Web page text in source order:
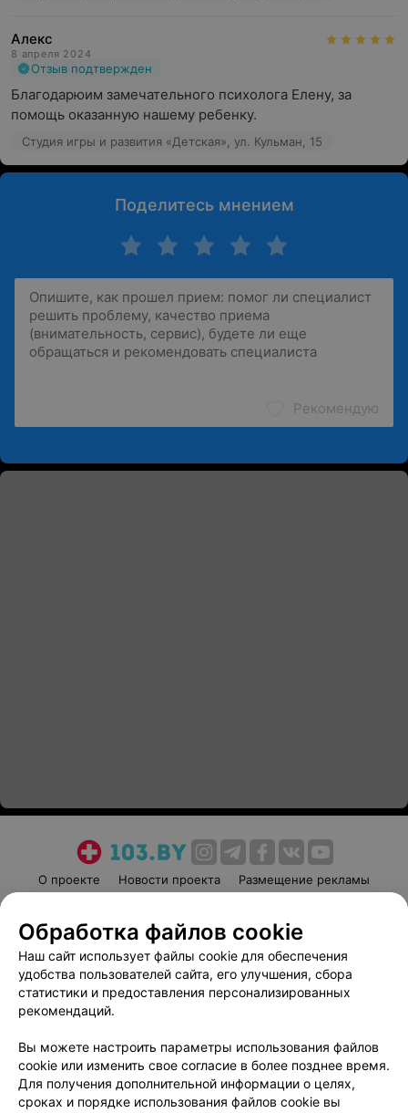
Алекс
8 апреля 2024
Отзыв подтвержден
Благодарюим замечательного психолога Елену, за
помощь оказанную нашему ребенку.
Студия игры и развития «Детская», ул. Кульман, 15
Поделитесь мнением
Рекомендую
О проекте Новости проекта
Размещение рекламы
Пользовательское соглашение
Способы оплаты
Вакансии
Партнеры
Написать руководителю 103.by
Обработка персональных данных
Обработка файлов cookie
Наш сайт использует файлы cookie для обеспечения
удобства пользователей сайта, его улучшения, сбора
статистики и предоставления персонализированных
рекомендаций.
Вы можете настроить параметры использования файлов
cookie или изменить свое согласие в более позднее время.
Для получения дополнительной информации о целях,
сроках и порядке использования файлов cookie вы